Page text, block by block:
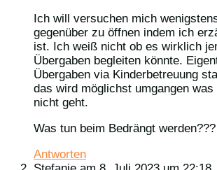
Ich will versuchen mich
gegenüber zu öffnen indem ich
ist. Ich weiß nicht ob es wirklich
Übergaben begleiten könnte.
Übergaben via Kinderbetreuung
das wird möglichst umgangen
nicht geht.
Was tun beim Bedrängt werden???
Antworten